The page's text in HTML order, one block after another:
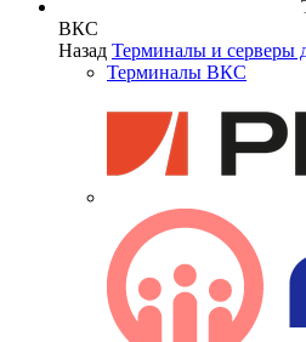
ВКС
Назад Терминалы и серверы
Терминалы ВКС